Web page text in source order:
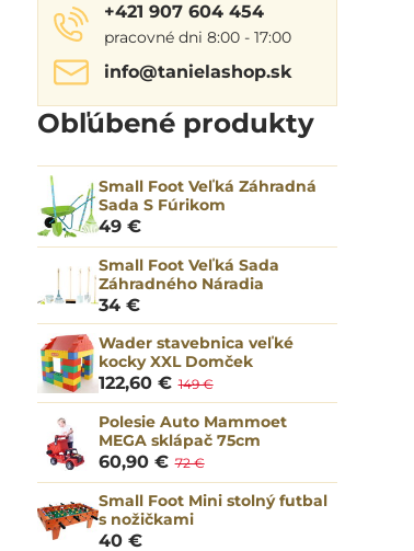
+421 907 604 454
pracovné dni 8:00 - 17:00
info​@tanielashop​.sk
Obľúbené produkty
Small Foot Veľká Záhradná
Sada S Fúrikom
49 €
Small Foot Veľká Sada
Záhradného Náradia
34 €
Wader stavebnica veľké
kocky XXL Domček
122,60 € 149 €
Polesie Auto Mammoet
MEGA sklápač 75cm
60,90 € 72 €
Small Foot Mini stolný futbal
s nožičkami
40 €